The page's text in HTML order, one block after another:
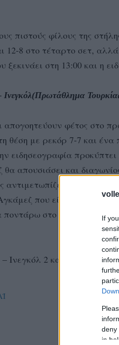
If
deny
in
πιστούς φίλους της
12-8 στο τέταρτο σετ,
ξεκινάει στη 13:00 και η
Ινεγκόλ(Πρωτάθλημα
απογοητεύουν φέτος στο
θέση με ρεκόρ 7-7 και ένα
ειδησεογραφία
απουσιάσει και
αντιμετωπίζει ένα
που είναι το Α και
ποντάρω στο διπλό της
Ινεγκόλ 2 και 2,62 απόδοση